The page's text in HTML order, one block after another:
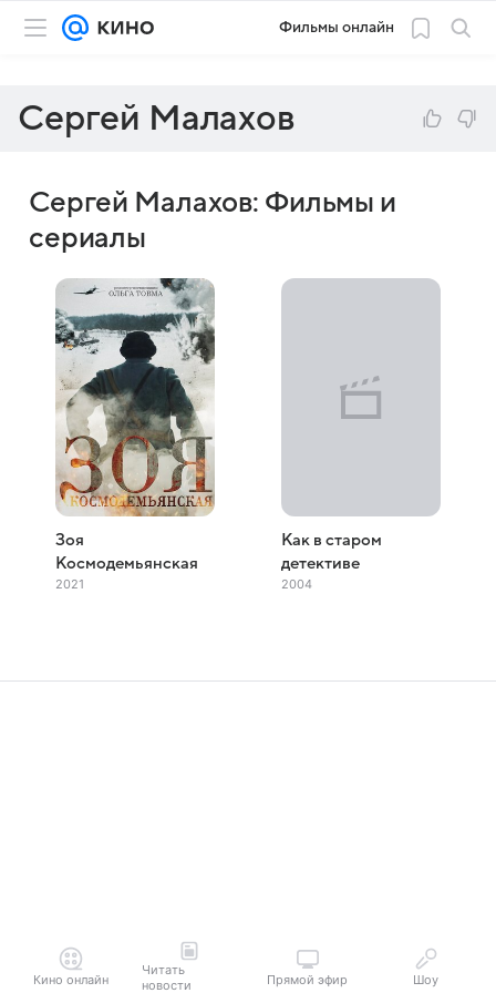
Фильмы онлайн
Сергей Малахов
Сергей Малахов: Фильмы и
сериалы
Зоя
Космодемьянская
2021
Как в старом
детективе
2004
Кино онлайн
Читать
новости
Прямой эфир Шоу